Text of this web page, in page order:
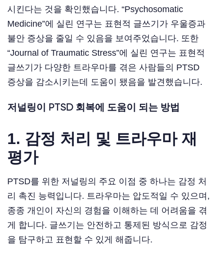
시킨다는 것을 확인했습니다. “Psychosomatic
Medicine”에 실린 연구는 표현적 글쓰기가 우울증과
불안 증상을 줄일 수 있음을 보여주었습니다. 또한
“Journal of Traumatic Stress”에 실린 연구는 표현적
글쓰기가 다양한 트라우마를 겪은 사람들의 PTSD
증상을 감소시키는데 도움이 됐음을 발견했습니다.
저널링이 PTSD 회복에 도움이 되는 방법
1. 감정 처리 및 트라우마 재
평가
PTSD를 위한 저널링의 주요 이점 중 하나는 감정 처
리 촉진 능력입니다. 트라우마는 압도적일 수 있으며,
종종 개인이 자신의 경험을 이해하는 데 어려움을 겪
게 합니다. 글쓰기는 안전하고 통제된 방식으로 감정
을 탐구하고 표현할 수 있게 해줍니다.